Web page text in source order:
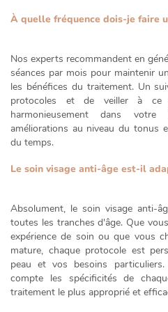
À quelle fréquence dois-je faire
Nos experts recommandent en
séances par mois pour maintenir
les bénéfices du traitement. Un
protocoles et de veiller à ce
harmonieusement dans
améliorations au niveau du tonus
du temps.
Le soin visage anti-âge est-il
Absolument, le soin visage anti-
toutes les tranches d'âge. Que
expérience de soin ou que vous
mature, chaque protocole est
peau et vos besoins
compte les spécificités de
traitement le plus approprié et